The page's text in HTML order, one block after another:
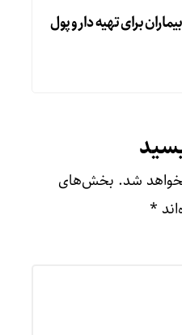
برای تهیه دارو پول
شد. بخش‌های
*